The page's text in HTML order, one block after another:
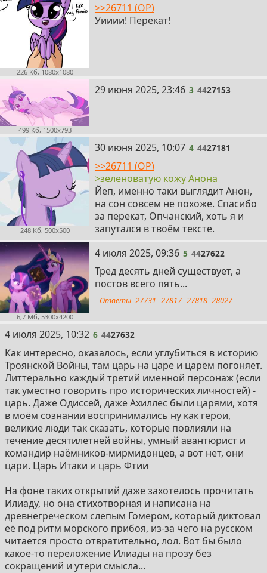
226 Кб, 1080x1080
>>26711 (OP)
Уииии! Перекат!
499 Кб, 1500x793
3
29 июня 2025, 23:46 3 4427153
248 Кб, 500x500
4
30 июня 2025, 10:07 4 4427181
>>26711 (OP)
>зеленоватую кожу Анона
Йеп, именно таки выглядит Анон,
на сон совсем не похоже. Спасибо
за перекат, Опчанский, хоть я и
запутался в твоём тексте.
6,7 Мб, 5300x4200
5
4 июля 2025, 09:36 5 4427622
Тред десять дней существует, а
постов всего пять...
Ответы 27731 27817 27818 28027
6
4 июля 2025, 10:32 6 4427632
Как интересно, оказалось, если углубиться в историю
Троянской Войны, там царь на царе и царём погоняет.
Литтерально каждый третий именной персонаж (если
так уместно говорить про исторических личностей) -
царь. Даже Одиссей, даже Ахиллес были царями, хотя
в моём сознании воспринимались ну как герои,
великие люди так сказать, которые повлияли на
течение десятилетней войны, умный авантюрист и
командир наёмников-мирмидонцев, а вот нет, они
цари. Царь Итаки и царь Фтии
На фоне таких открытий даже захотелось прочитать
Илиаду, но она стихотворная и написана на
древнегреческом слепым Гомером, который диктовал
её под ритм морского прибоя, из-за чего на русском
читается просто отвратительно, лол. Вот бы было
какое-то переложение Илиады на прозу без
сокращений и утери смысла...